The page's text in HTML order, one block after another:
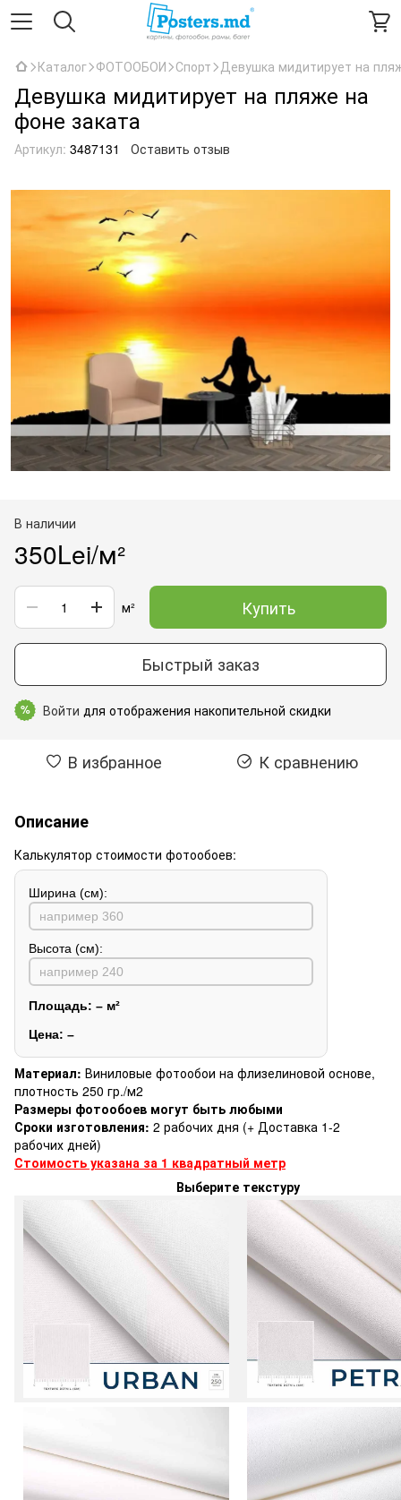
Каталог ФОТООБОИ Спорт Девушка мидитирует на
Девушка мидитирует на пляже на
фоне заката
Артикул: 3487131 Оставить отзыв
В наличии
350Lei/м²
м² Купить
Быстрый заказ
% Войти для отображения накопительной скидки
В избранное К сравнению
Описание
Калькулятор стоимости фотообоев:
Ширина (см):
Высота (см):
Площадь: – м²
Цена: –
Материал: Виниловые фотообои на флизелиновой основе,
плотность 250 гр./м2
Размеры фотообоев могут быть любыми
Сроки изготовления: 2 рабочих дня (+ Доставка 1-2
рабочих дней)
Стоимость указана за 1 квадратный метр
Выберите текстуру